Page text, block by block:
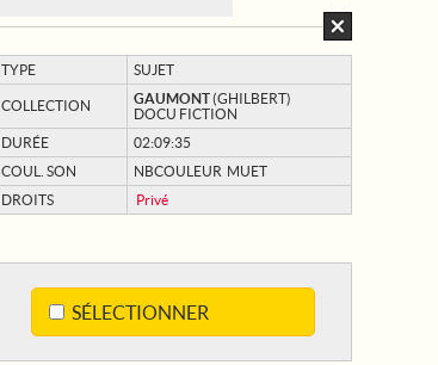
TYPE SUJET
COLLECTION GAUMONT(GHILBERT)
DOCU FICTION
DURÉE
02:09:35
COUL. SON
NBCOULEUR MUET
DROITS
Privé
SÉLECTIONNER